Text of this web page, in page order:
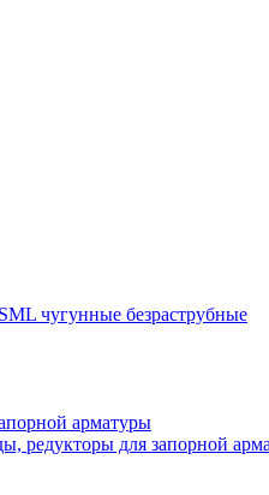
чугунные безраструбные
арматуры
редукторы для запорной